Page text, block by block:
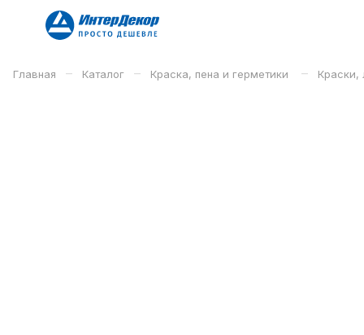
Главная – Каталог – Краска, пена и герметики – Краски,